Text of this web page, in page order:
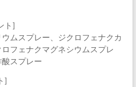
ト]
ムスプレー、ジクロフェナクカ
フェナクマグネシウムスプレ
スプレー
]